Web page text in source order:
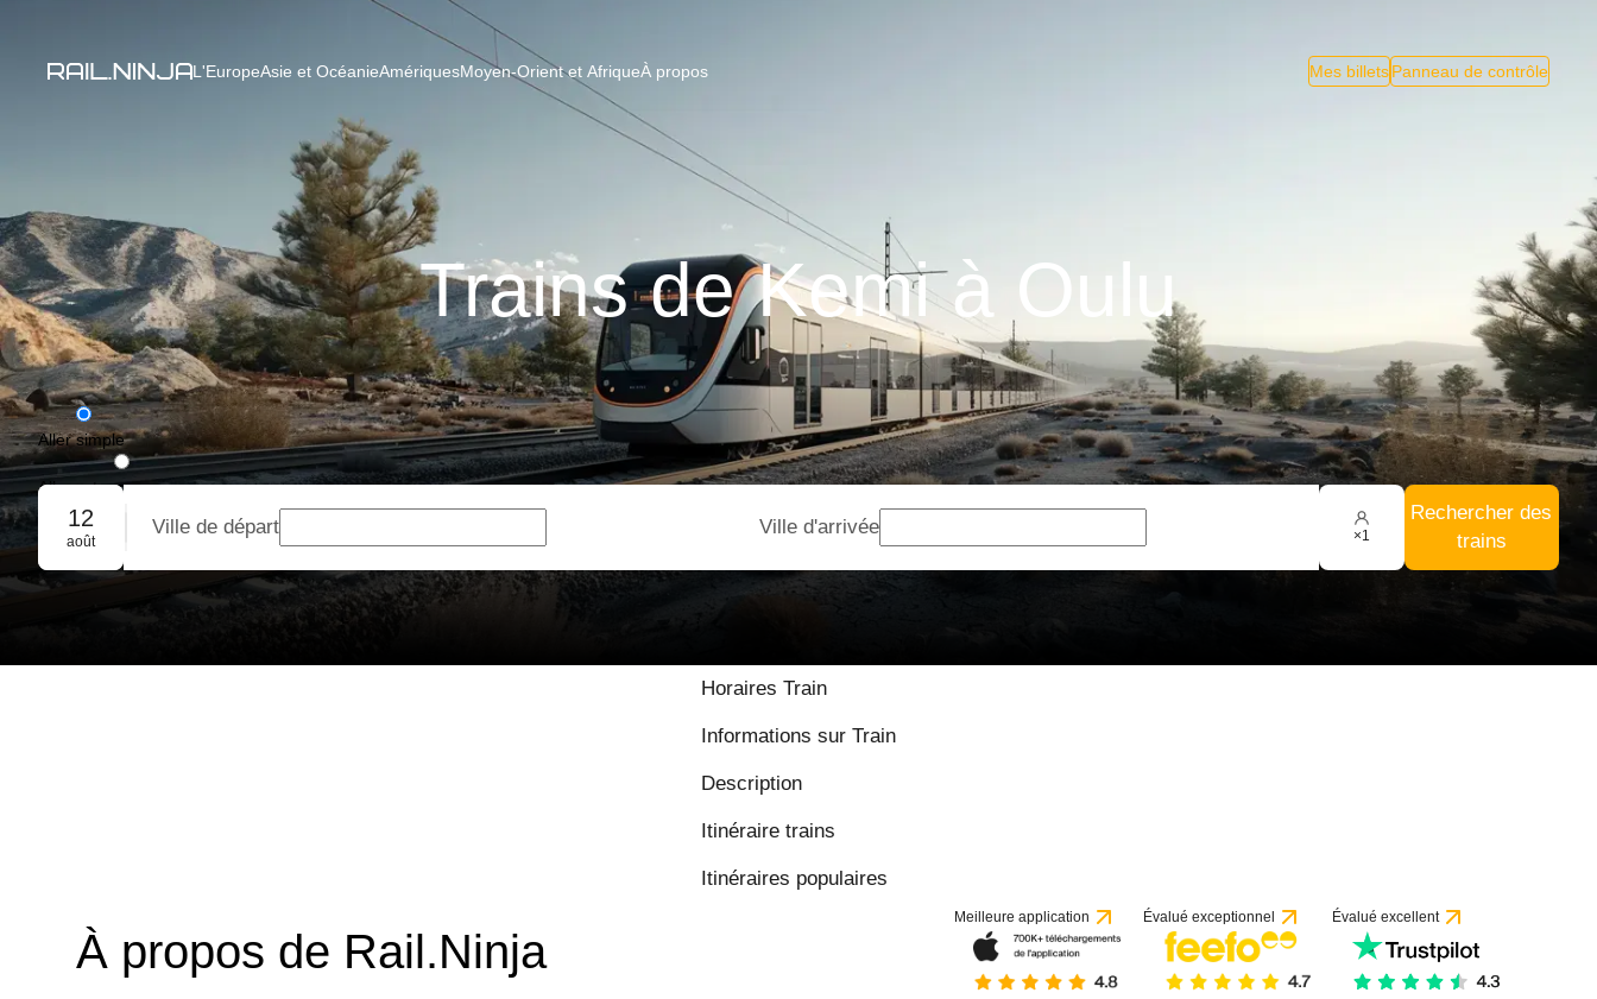
L'EuropeAsie et OcéanieAmériquesMoyen-Orient et AfriqueÀ propos Mes billetsPanneau de contrôle
Trains de Kemi à Oulu
Aller simple
Aller-retour
Réservation de groupe
12
août
Ville de départ Ville d'arrivée ×1
Rechercher des
trains
Horaires Train
Informations sur Train
Description
Itinéraire trains
Itinéraires populaires
À propos de Rail.Ninja
Meilleure application Évalué exceptionnel Évalué excellent